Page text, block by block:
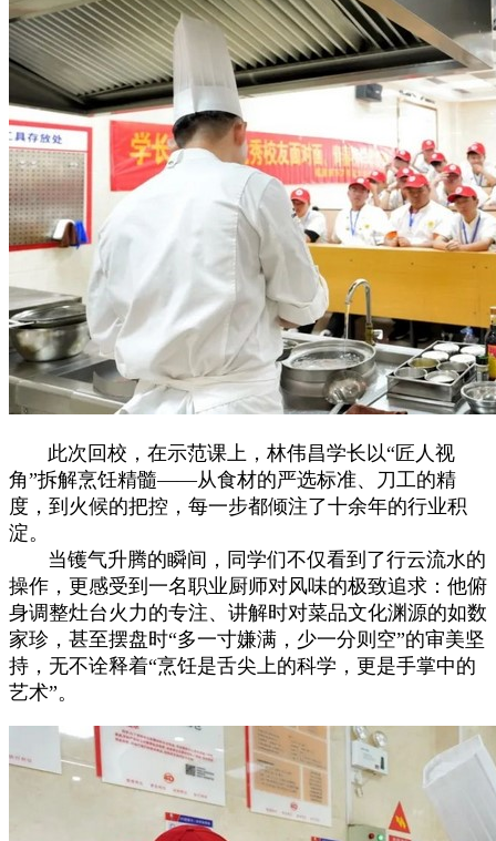
此次回校，在示范课上，林伟昌学长以“匠人视
角”拆解烹饪精髓——从食材的严选标准、刀工的精
度，到火候的把控，每一步都倾注了十余年的行业积
淀。
当镬气升腾的瞬间，同学们不仅看到了行云流水的
操作，更感受到一名职业厨师对风味的极致追求：他俯
身调整灶台火力的专注、讲解时对菜品文化渊源的如数
家珍，甚至摆盘时“多一寸嫌满，少一分则空”的审美坚
持，无不诠释着“烹饪是舌尖上的科学，更是手掌中的
艺术”。